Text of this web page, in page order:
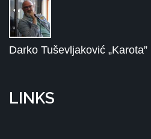
Darko Tuševljaković „Karota”
LINKS